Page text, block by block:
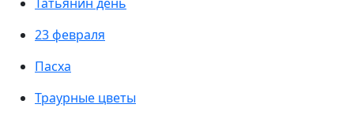
23 февраля
Пасха
Траурные цветы